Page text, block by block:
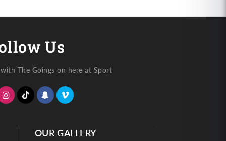
Us
The Goings on here at Sport
OUR GALLERY